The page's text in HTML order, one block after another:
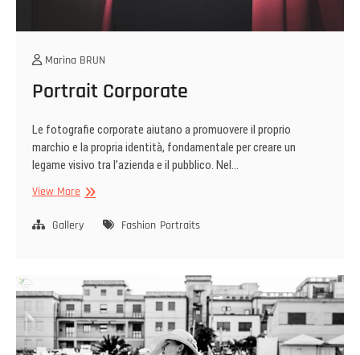
Marina BRUN
Portrait Corporate
Le fotografie corporate aiutano a promuovere il proprio
marchio e la propria identità, fondamentale per creare un
legame visivo tra l’azienda e il pubblico. Nel…
View MorePortrait
Gallery
Fashion Portraits